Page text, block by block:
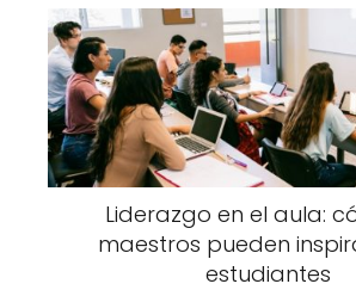
Liderazgo en el aula:
maestros pueden
estudiantes